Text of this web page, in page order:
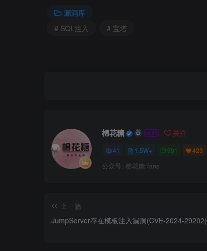
漏洞库
# SQL注入
# 宝塔
棉花糖 关注
41 1.5W+ 991 423
公众号: 棉花糖 fans
上一篇
JumpServer存在模板注入漏洞(CVE-2024-29202)